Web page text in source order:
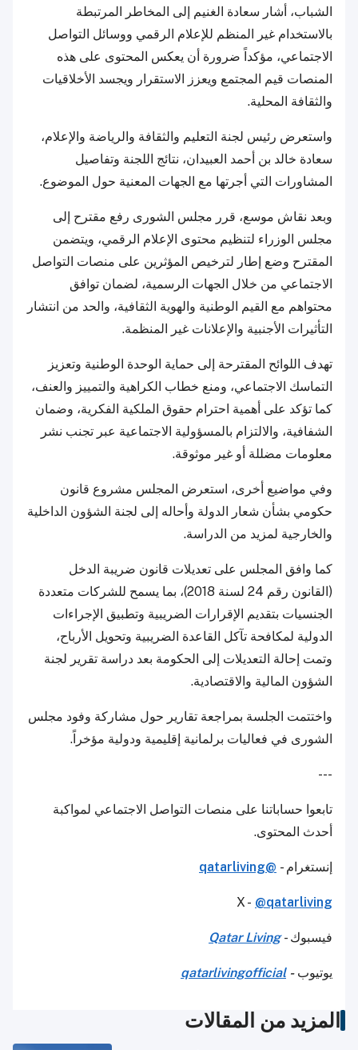
الشباب، أشار سعادة الغنيم إلى المخاطر المرتبطة
بالاستخدام غير المنظم للإعلام الرقمي ووسائل التواصل
الاجتماعي، مؤكداً ضرورة أن يعكس المحتوى على هذه
المنصات قيم المجتمع ويعزز الاستقرار ويجسد الأخلاقيات
والثقافة المحلية.
واستعرض رئيس لجنة التعليم والثقافة والرياضة والإعلام،
سعادة خالد بن أحمد العبيدان، نتائج اللجنة وتفاصيل
المشاورات التي أجرتها مع الجهات المعنية حول الموضوع.
وبعد نقاش موسع، قرر مجلس الشورى رفع مقترح إلى
مجلس الوزراء لتنظيم محتوى الإعلام الرقمي، ويتضمن
المقترح وضع إطار لترخيص المؤثرين على منصات التواصل
الاجتماعي من خلال الجهات الرسمية، لضمان توافق
محتواهم مع القيم الوطنية والهوية الثقافية، والحد من انتشار
التأثيرات الأجنبية والإعلانات غير المنظمة.
تهدف اللوائح المقترحة إلى حماية الوحدة الوطنية وتعزيز
التماسك الاجتماعي، ومنع خطاب الكراهية والتمييز والعنف،
كما تؤكد على أهمية احترام حقوق الملكية الفكرية، وضمان
الشفافية، والالتزام بالمسؤولية الاجتماعية عبر تجنب نشر
معلومات مضللة أو غير موثوقة.
وفي مواضيع أخرى، استعرض المجلس مشروع قانون
حكومي بشأن شعار الدولة وأحاله إلى لجنة الشؤون الداخلية
والخارجية لمزيد من الدراسة.
كما وافق المجلس على تعديلات قانون ضريبة الدخل
(القانون رقم 24 لسنة 2018)، بما يسمح للشركات متعددة
الجنسيات بتقديم الإقرارات الضريبية وتطبيق الإجراءات
الدولية لمكافحة تآكل القاعدة الضريبية وتحويل الأرباح،
وتمت إحالة التعديلات إلى الحكومة بعد دراسة تقرير لجنة
الشؤون المالية والاقتصادية.
واختتمت الجلسة بمراجعة تقارير حول مشاركة وفود مجلس
الشورى في فعاليات برلمانية إقليمية ودولية مؤخراً.
---
تابعوا حساباتنا على منصات التواصل الاجتماعي لمواكبة
أحدث المحتوى.
إنستغرام - @qatarliving
X - @qatarliving
فيسبوك -Qatar Living
يوتيوب-
qatarlivingofficial
المزيد من المقالات